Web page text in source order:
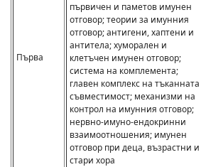
Първа
първичен и паметов имунен
отговор; теории за имунния
отговор; антигени, хаптени и
антитела; хуморален и
клетъчен имунен отговор;
система на комплемента;
главен комплекс на тъканната
съвместимост; механизми на
контрол на имунния отговор;
нервно-имуно-ендокринни
взаимоотношения; имунен
отговор при деца, възрастни и
стари хора